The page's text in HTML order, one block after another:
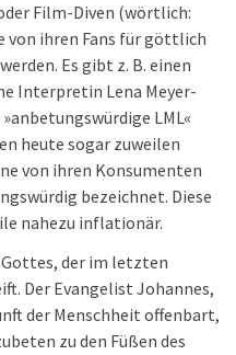
Film-Diven (wörtlich:
von ihren Fans für göttlich
Es gibt z. B. einen
Interpretin Lena Meyer-
LML«
heute sogar zuweilen
von ihren Konsumenten
bezeichnet. Diese
nahezu inflationär.
Gottes, der im letzten
Der Evangelist Johannes,
der Menschheit offenbart,
zu den Füßen des